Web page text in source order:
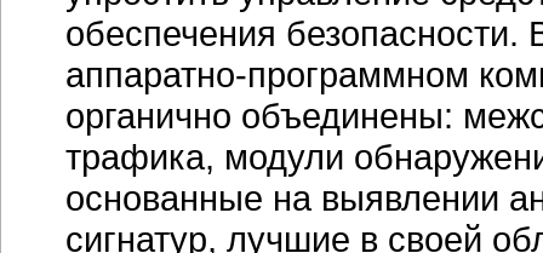
обеспечения
аппаратно-программном
органично объединены:
трафика, модули
основанные на выявлении
сигнатур, лучшие в своей